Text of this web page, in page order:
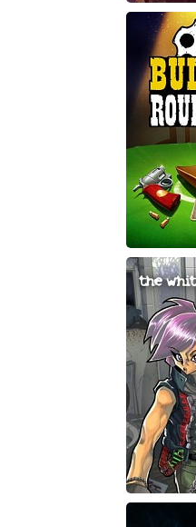
Ragnarok:
Bullet